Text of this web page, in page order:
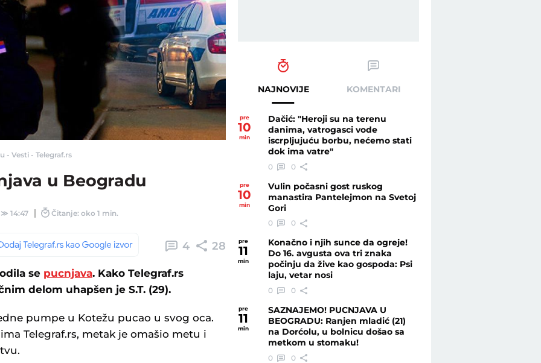
- Vesti - Telegraf.rs
u Beogradu
14:47 Čitanje: oko 1 min.
4 28
se pucnjava. Kako Telegraf.rs
delom uhapšen je S.T. (29).
pumpe u Kotežu pucao u svog oca.
Telegraf.rs, metak je omašio metu i
NAJNOVIJE KOMENTARI
pre
10
min
Dačić: "Heroji su na terenu
danima, vatrogasci vode
iscrpljujuću borbu, nećemo stati
dok ima vatre"
0 0
pre
10
min
Vulin počasni gost ruskog
manastira Pantelejmon na Svetoj
Gori
0 0
pre
11
min
Konačno i njih sunce da ogreje!
Do 16. avgusta ova tri znaka
počinju da žive kao gospoda: Psi
laju, vetar nosi
0 0
pre
11
min
SAZNAJEMO! PUCNJAVA U
BEOGRADU: Ranjen mladić (21)
na Dorćolu, u bolnicu došao sa
metkom u stomaku!
0 0